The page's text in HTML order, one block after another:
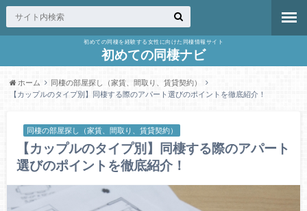
初めての同棲を経験する女性に向けた同棲情報サイト
初めての同棲ナビ
ホーム
同棲の部屋探し（家賃、間取り、賃貸契約）
【カップルのタイプ別】同棲する際のアパート選びのポイントを徹底紹介！
同棲の部屋探し（家賃、間取り、賃貸契約）
【カップルのタイプ別】同棲する際のアパート
選びのポイントを徹底紹介！